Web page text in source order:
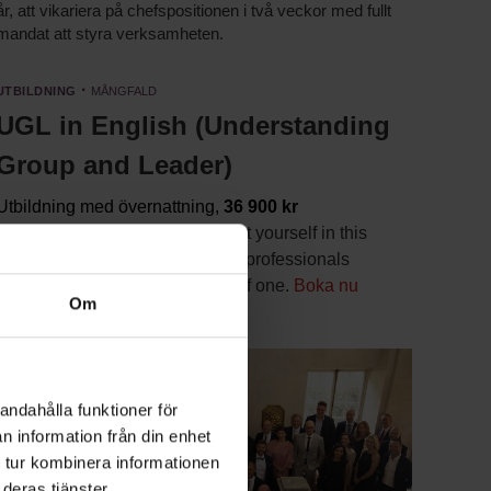
Om
funktioner för
information från din enhet
kombinera informationen
att vikariera på chefspositionen i två veckor med fullt
att styra verksamheten.
· Mångfald
in English (Understanding
and Leader)
med övernattning, 36 900 kr
Uncover important insights about yourself in this
leadership program aimed at all professionals
working with groups, or as part of one. Boka nu